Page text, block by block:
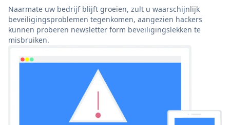
Naarmate uw bedrijf blijft groeien, zult u waarschijnlijk
beveiligingsproblemen tegenkomen, aangezien hackers
kunnen proberen newsletter form beveiligingslekken te
misbruiken.